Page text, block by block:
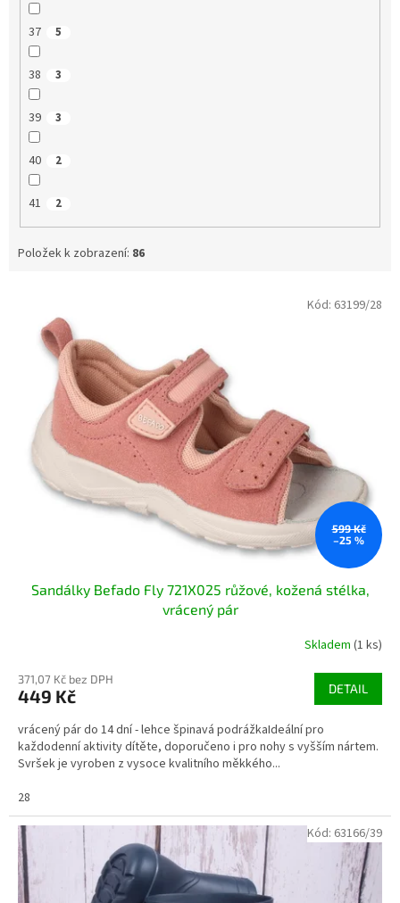
37 5
38 3
39 3
40 2
41 2
Položek k zobrazení: 86
599 Kč
–25 %
Sandálky Befado Fly 721X025 růžové, kožená stélka,
vrácený pár
Skladem (1 ks)
371,07 Kč bez DPH
449 Kč DETAIL
vrácený pár do 14 dní - lehce špinavá podrážkaIdeální pro
každodenní aktivity dítěte, doporučeno i pro nohy s vyšším nártem.
Svršek je vyroben z vysoce kvalitního měkkého...
28
Kód: 63199/28
Kód: 63166/39